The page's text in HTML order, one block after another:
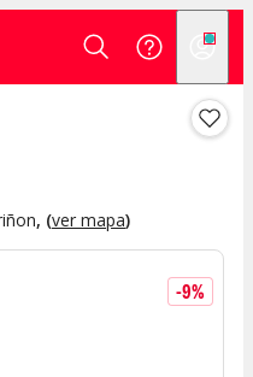
, (ver mapa)
-9%